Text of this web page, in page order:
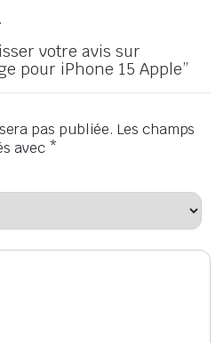
votre avis sur
pour iPhone 15 Apple”
pas publiée. Les champs
avec *